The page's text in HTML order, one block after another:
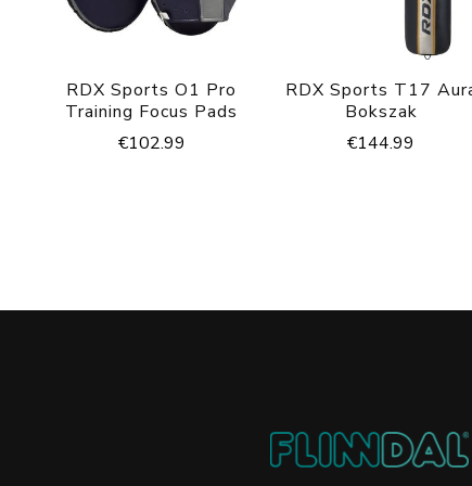
RDX Sports O1 Pro
Training Focus Pads
€102.99
RDX Sports T17
Bokszak
€144.99